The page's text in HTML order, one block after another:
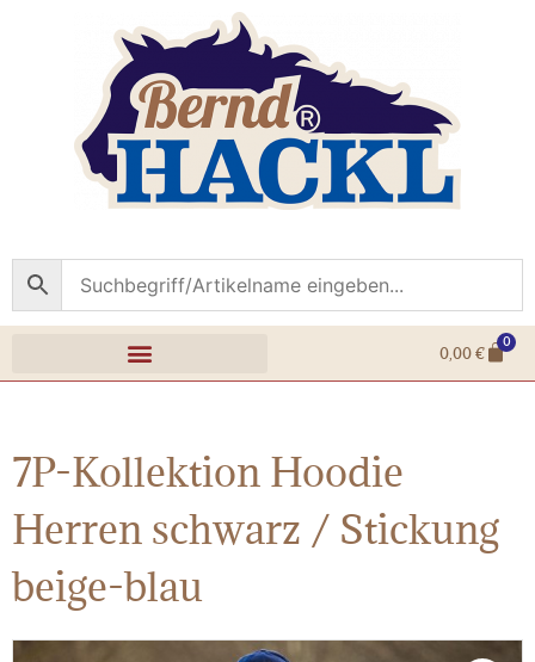
0,00€
0
7P-Kollektion Hoodie
Herren schwarz / Stickung
beige-blau